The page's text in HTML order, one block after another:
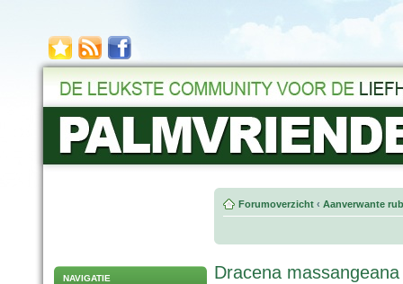
NAVIGATIE
Forumoverzicht ‹ Aanverwante
Dracena massangeana